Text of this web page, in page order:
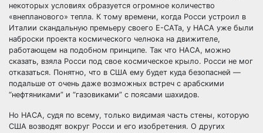
некоторых условиях образуется огромное количество
«внепланового» тепла. К тому времени, когда Росси устроил в
Италии скандальную премьеру своего Е-САТа, у НАСА уже были
наброски проекта космического челнока на движителе,
работающем на подобном принципе. Так что НАСА, можно
сказать, взяла Росси под свое космическое крыло. Росси не мог
отказаться. Понятно, что в США ему будет куда безопасней —
подальше от очень даже возможных встреч с арабскими
“нефтяниками” и “газовиками” с поясами шахидов.
Но НАСА, судя по всему, только видимая часть стены, которую
США возводят вокруг Росси и его изобретения. О других